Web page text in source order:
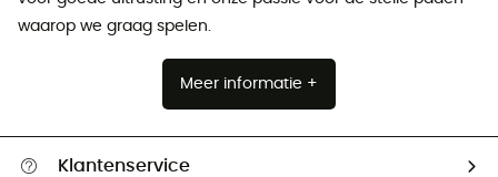
waarop we graag spelen.
Meer informatie +
Klantenservice